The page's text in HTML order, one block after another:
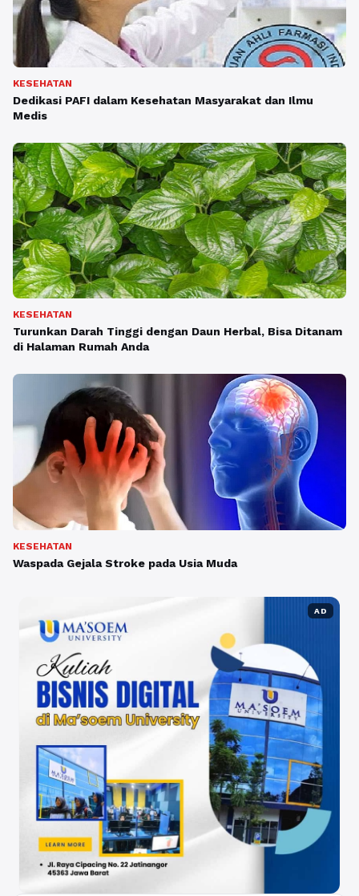
KESEHATAN
Dedikasi PAFI dalam Kesehatan Masyarakat dan Ilmu
Medis
KESEHATAN
Turunkan Darah Tinggi dengan Daun Herbal, Bisa Ditanam
di Halaman Rumah Anda
KESEHATAN
Waspada Gejala Stroke pada Usia Muda
AD